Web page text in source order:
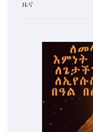
ዜና